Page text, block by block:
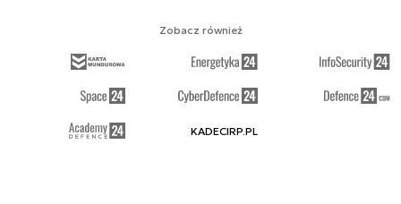
Zobacz również
KADECIRP.PL